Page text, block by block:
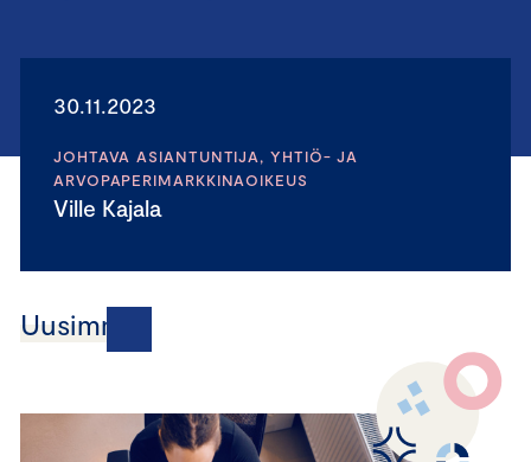
30.11.2023
JOHTAVA ASIANTUNTIJA, YHTIÖ- JA
ARVOPAPERIMARKKINAOIKEUS
Ville Kajala
Uusimmat